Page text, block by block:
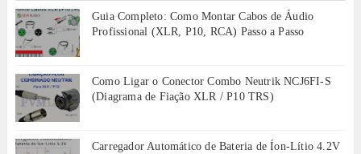
Guia Completo: Como Montar Cabos de Áudio
Profissional (XLR, P10, RCA) Passo a Passo
Como Ligar o Conector Combo Neutrik NCJ6FI-S
(Diagrama de Fiação XLR / P10 TRS)
Carregador Automático de Bateria de Íon-Lítio 4.2V